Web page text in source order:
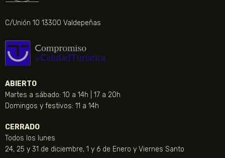
C/Unión 10 13300 Valdepeñas
ABIERTO
Martes a sábado: 10 a 14h | 17 a 20h
Domingos y festivos: 11 a 14h
CERRADO
Todos los lunes
24, 25 y 31 de diciembre, 1 y 6 de Enero y Viernes Santo